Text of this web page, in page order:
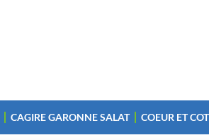
CAGIRE GARONNE SALAT COEUR ET